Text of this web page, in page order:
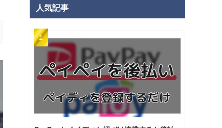
人気記事